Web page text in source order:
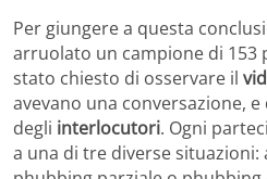
Per giungere a questa
arruolato un campione di 153
stato chiesto di osservare il
avevano una conversazione,
degli interlocutori. Ogni
a una di tre diverse situazioni: